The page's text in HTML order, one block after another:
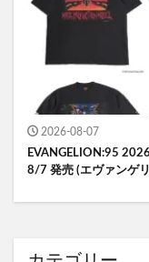
2026-08-07
EVANGELION:95
8/7 発売 (エヴァンゲ